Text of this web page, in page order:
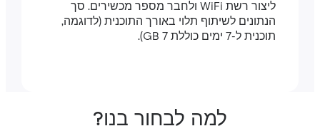
ליצור רשת WiFi ולחבר מספר מכשירים. סך
הנתונים לשיתוף תלוי באורך התוכנית (לדוגמה,
תוכנית ל-7 ימים כוללת 7 GB).
למה לבחור בנו?